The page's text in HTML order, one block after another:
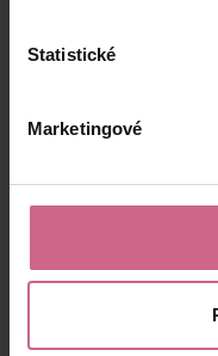
Statistické
Marketingové
Chcete si
Těžte
Podobné